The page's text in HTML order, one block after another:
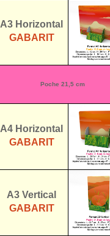
A3 Horizontal
GABARIT
Poche 21,5 cm
A4 Horizontal
GABARIT
A3 Vertical
GABARIT